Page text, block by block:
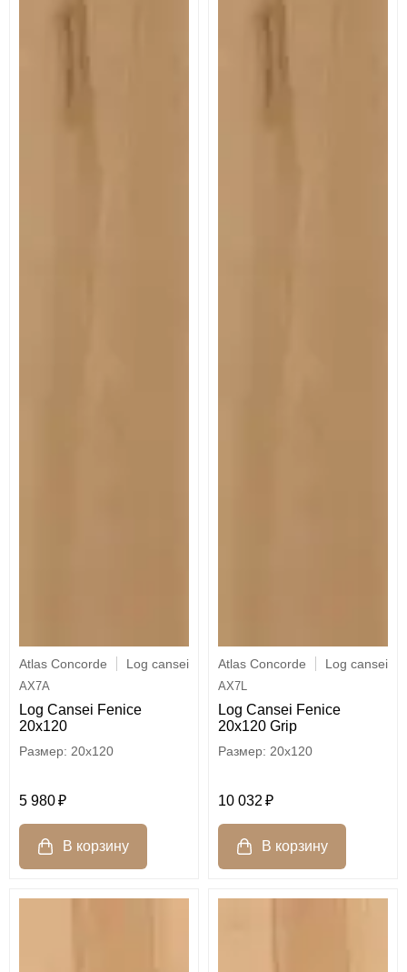
Atlas Concorde Log cansei
AX7A
Log Cansei Fenice
20x120
20x120
5 980
Atlas Concorde Log cansei
AX7L
Log Cansei Fenice
20x120 Grip
20x120
10 032